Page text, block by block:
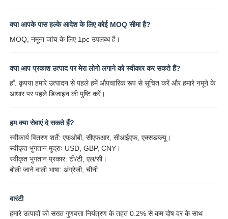
क्या आपके पास हल्के आदेश के लिए कोई MOQ सीमा है?
MOQ, नमूना जांच के लिए 1pc उपलब्ध है।
क्या आप प्रकाश उत्पाद पर मेरा लोगो लगाने को स्वीकार कर सकते हैं?
हाँ. कृपया हमारे उत्पादन से पहले हमें औपचारिक रूप से सूचित करें और हमारे नमूने के
आधार पर पहले डिजाइन की पुष्टि करें।
हम क्या सेवाएं दे सकते हैं?
स्वीकार्य वितरण शर्तें: एफओबी, सीएफआर, सीआईएफ, एक्सडब्ल्यू।
स्वीकृत भुगतान मुद्राः USD, GBP, CNY।
स्वीकृत भुगतान प्रकार: टी/टी, एल/सी।
बोली जाने वाली भाषा: अंग्रेजी, चीनी
वारंटी
हमारे उत्पादों को सख्त गुणवत्ता नियंत्रण के तहत 0.2% से कम दोष दर के साथ